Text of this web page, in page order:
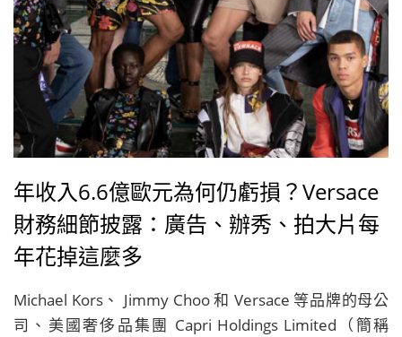
年收入6.6億歐元為何仍虧損？Versace
財務細節披露：廣告、辦秀、拍大片每
年花掉這麼多
Michael Kors、 Jimmy Choo 和 Versace 等品牌的母公
司、美國奢侈品集團 Capri Holdings Limited（簡稱